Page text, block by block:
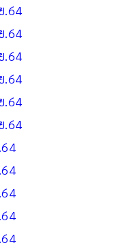
.64
.64
.64
.64
.64
.64